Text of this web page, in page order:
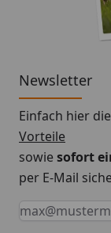
Newsletter
Einfach hier
Vorteile
sowiesofort
per E-Mail
Keine
Eingabe
E-Mail *